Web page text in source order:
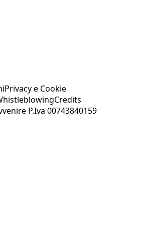
Privacy e Cookie
Credits
P.Iva 00743840159